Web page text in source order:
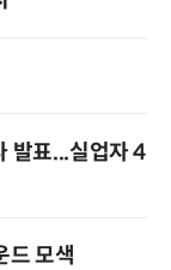
드 모색